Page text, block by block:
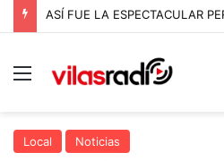
Menú
Local Noticias